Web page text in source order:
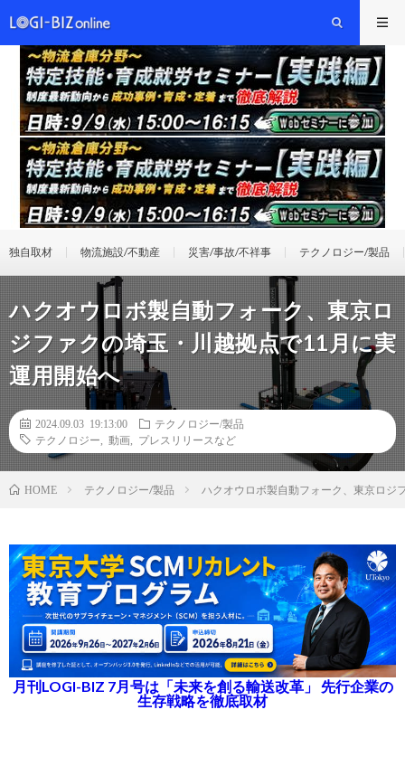
独自取材 物流施設/不動産 災害/事故/不祥事 テクノロジー/製品
ハクオウロボ製自動フォーク、東京ロ
ジファクの埼玉・川越拠点で11月に実
運用開始へ
2024.09.03 19:13:00
テクノロジー/製品
テクノロジー
動画 プレスリリースなど
HOME テクノロジー/製品 ハクオウロボ製自動フォーク、東京ロジ
月刊LOGI-BIZ 7月号は「未来を創る輸送改革」 先行企業の
生存戦略を徹底取材